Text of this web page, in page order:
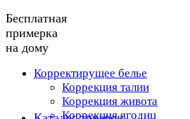
Бесплатная
примерка
на дому
Корректирущее белье
Коррекция талии
Коррекция живота
Коррекция ягодиц